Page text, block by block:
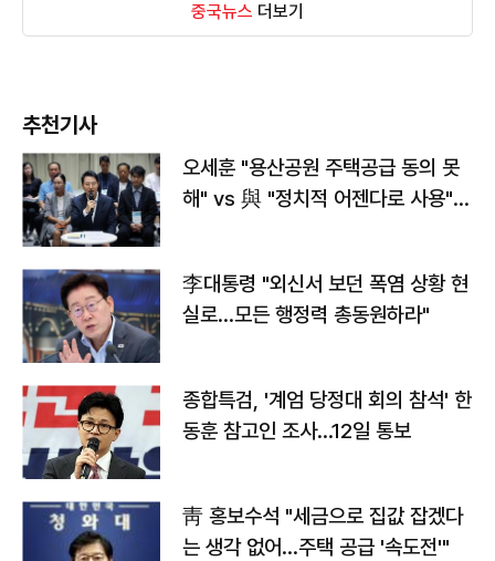
중국뉴스 더보기
추천기사
오세훈 "용산공원 주택공급 동의 못
해" vs 與 "정치적 어젠다로 사용"
李대통령 "외신서 보던 폭염 상황 현
실로…모든 행정력 총동원하라"
종합특검, '계엄 당정대 회의 참석' 한
동훈 참고인 조사...12일 통보
靑 홍보수석 "세금으로 집값 잡겠다
는 생각 없어…주택 공급 '속도전'"